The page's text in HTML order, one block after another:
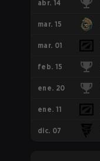
abr. 14
mar. 15
mar. 01
feb. 15
ene. 20
ene. 11
dic. 07